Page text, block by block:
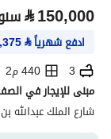
⃁150,000
ادفع شهرياً⃁
3
440 م2
مبنى للإيجار في
شارع الملك عبدالله